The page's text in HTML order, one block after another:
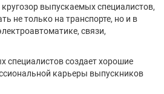
выпускаемых специалистов,
не только на транспорте, но и в
связи,
специалистов создает хорошие
карьеры выпускников